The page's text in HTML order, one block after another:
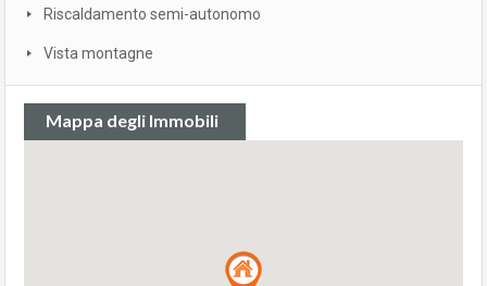
Riscaldamento semi-autonomo
Vista montagne
Mappa degli Immobili